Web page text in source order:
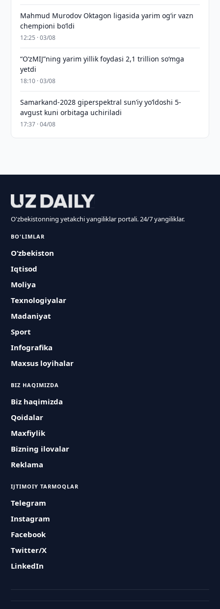
Mahmud Murodov Oktagon ligasida yarim og‘ir vazn
chempioni bo‘ldi
12:25 · 03/08
“O‘zMIJ”ning yarim yillik foydasi 2,1 trillion so‘mga
yetdi
18:10 · 03/08
Samarkand-2028 giperspektral sun’iy yo‘ldoshi 5-
avgust kuni orbitaga uchiriladi
17:37 · 04/08
O'zbekistonning yetakchi yangiliklar portali. 24/7 yangiliklar.
BO'LIMLAR
O‘zbekiston
Iqtisod
Moliya
Texnologiyalar
Madaniyat
Sport
Infografika
Maxsus loyihalar
BIZ HAQIMIZDA
Biz haqimizda
Qoidalar
Maxfiylik
Bizning ilovalar
Reklama
IJTIMOIY TARMOQLAR
Telegram
Instagram
Facebook
Twitter/X
LinkedIn